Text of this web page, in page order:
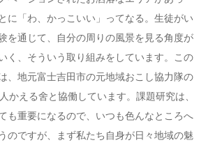
に「わ、かっこいい」ってなる。生徒がい
を通じて、自分の周りの風景を見る角度が
く、そういう取り組みをしています。この
、地元富士吉田市の元地域おこし協力隊の
かえる舍と協働しています。課題研究は、
も重要になるので、いつも色んなところへ
のですが、まず私たち自身が日々地域の魅